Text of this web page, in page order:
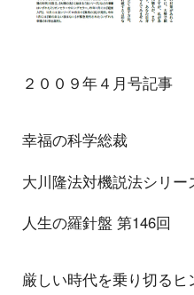
２００９年４月号記事
幸福の科学総裁
大川隆法対機説法シリー
人生の羅針盤 第146回
厳しい時代を乗り切る